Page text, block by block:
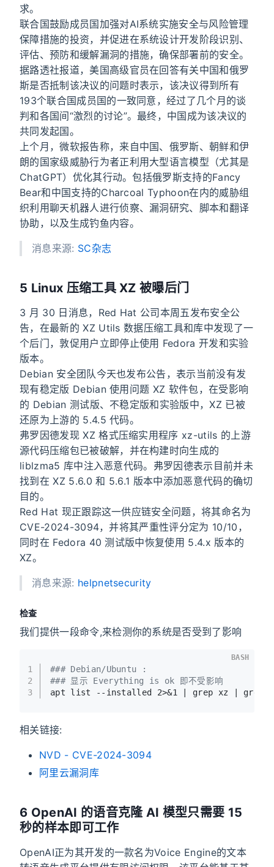
求。
联合国鼓励成员国加强对AI系统实施安全与风险管理
保障措施的投资，并促进在系统设计开发阶段识别、
评估、预防和缓解漏洞的措施，确保部署前的安全。
据路透社报道，美国高级官员在回答有关中国和俄罗
斯是否抵制该决议的问题时表示，该决议得到所有
193个联合国成员国的一致同意，经过了几个月的谈
判和各国间“激烈的讨论”。最终，中国成为该决议的
共同发起国。
上个月，微软报告称，来自中国、俄罗斯、朝鲜和伊
朗的国家级威胁行为者正利用大型语言模型（尤其是
ChatGPT）优化其行动。包括俄罗斯支持的Fancy
Bear和中国支持的Charcoal Typhoon在内的威胁组
织利用聊天机器人进行侦察、漏洞研究、脚本和翻译
协助，以及生成钓鱼内容。
消息来源: SC杂志
5 Linux 压缩工具 XZ 被曝后门
3 月 30 日消息，Red Hat 公司本周五发布安全公
告，在最新的 XZ Utils 数据压缩工具和库中发现了一
个后门，敦促用户立即停止使用 Fedora 开发和实验
版本。
Debian 安全团队今天也发布公告，表示当前没有发
现有稳定版 Debian 使用问题 XZ 软件包，在受影响
的 Debian 测试版、不稳定版和实验版中，XZ 已被
还原为上游的 5.4.5 代码。
弗罗因德发现 XZ 格式压缩实用程序 xz-utils 的上游
源代码压缩包已被破解，并在构建时向生成的
liblzma5 库中注入恶意代码。弗罗因德表示目前并未
找到在 XZ 5.6.0 和 5.6.1 版本中添加恶意代码的确切
目的。
Red Hat 现正跟踪这一供应链安全问题，将其命名为
CVE-2024-3094，并将其严重性评分定为 10/10，
同时在 Fedora 40 测试版中恢复使用 5.4.x 版本的
XZ。
消息来源: helpnetsecurity
检查
我们提供一段命令,来检测你的系统是否受到了影响
1
2
3
### Debian/Ubuntu :
### 显示 Everything is ok 即不受影响
apt list --installed 2>&1 | grep xz | grep
BASH
相关链接:
NVD - CVE-2024-3094
阿里云漏洞库
6 OpenAI 的语音克隆 AI 模型只需要 15
秒的样本即可工作
OpenAI正为其开发的一款名为Voice Engine的文本